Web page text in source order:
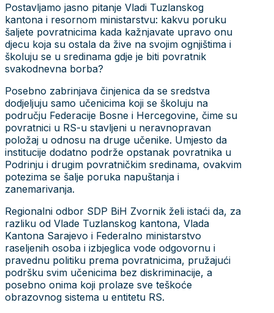
Postavljamo jasno pitanje Vladi Tuzlanskog
kantona i resornom ministarstvu: kakvu poruku
šaljete povratnicima kada kažnjavate upravo onu
djecu koja su ostala da žive na svojim ognjištima i
školuju se u sredinama gdje je biti povratnik
svakodnevna borba?
Posebno zabrinjava činjenica da se sredstva
dodjeljuju samo učenicima koji se školuju na
području Federacije Bosne i Hercegovine, čime su
povratnici u RS-u stavljeni u neravnopravan
položaj u odnosu na druge učenike. Umjesto da
institucije dodatno podrže opstanak povratnika u
Podrinju i drugim povratničkim sredinama, ovakvim
potezima se šalje poruka napuštanja i
zanemarivanja.
Regionalni odbor SDP BiH Zvornik želi istaći da, za
razliku od Vlade Tuzlanskog kantona, Vlada
Kantona Sarajevo i Federalno ministarstvo
raseljenih osoba i izbjeglica vode odgovornu i
pravednu politiku prema povratnicima, pružajući
podršku svim učenicima bez diskriminacije, a
posebno onima koji prolaze sve teškoće
obrazovnog sistema u entitetu RS.